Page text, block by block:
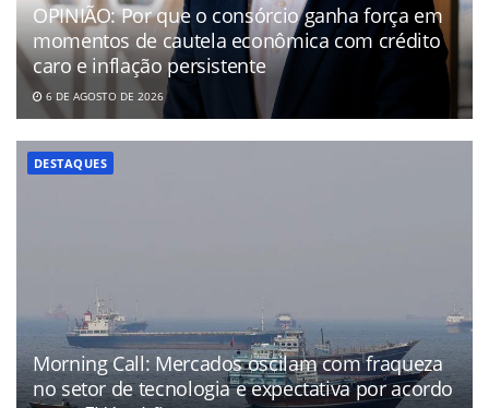
OPINIÃO: Por que o consórcio ganha força em
momentos de cautela econômica com crédito
caro e inflação persistente
6 DE AGOSTO DE 2026
DESTAQUES
Morning Call: Mercados oscilam com fraqueza
no setor de tecnologia e expectativa por acordo